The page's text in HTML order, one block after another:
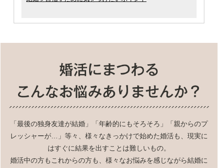
「最後の独身友達が結婚」「年齢的にもそろそろ」「親からのプ
レッシャーが…」等々、様々なきっかけで始めた婚活も、現実に
はすぐに結果を出すことは難しいもの。
婚活中の方もこれからの方も、様々なお悩みを感じながら結婚に